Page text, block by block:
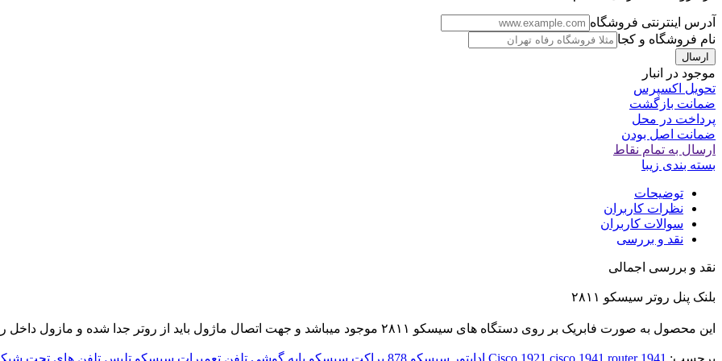
آدرس اینترنتی فروشگاه
نام فروشگاه و کجا
موجود در انبار
تحویل اکسپرس
ضمانت بازگشت
پرداخت در محل
ضمانت اصل بودن
ارسال به تمام نقاط
بسته بندی زیبا
توضیحات
نظرات کاربران
سوالات کاربران
نقد و بررسی
نقد و بررسی اجمالی
بلنک پنل روتر سیسکو ۲۸۱۱
این محصول به صورت فابریک بر روی دستگاه های سیسکو ۲۸۱۱ موجود میباشد و جهت اتصال ماژول باید از روتر جدا شده و مازول داخل روتر قرار گیرد.
برچسب: Cisco 1921 cisco 1941 router 1941 اداپتور سیسکو 878 براکت سیسکو پایه گوشی تلفن تعمیرات سیسکو تلبس تلفن های تحت